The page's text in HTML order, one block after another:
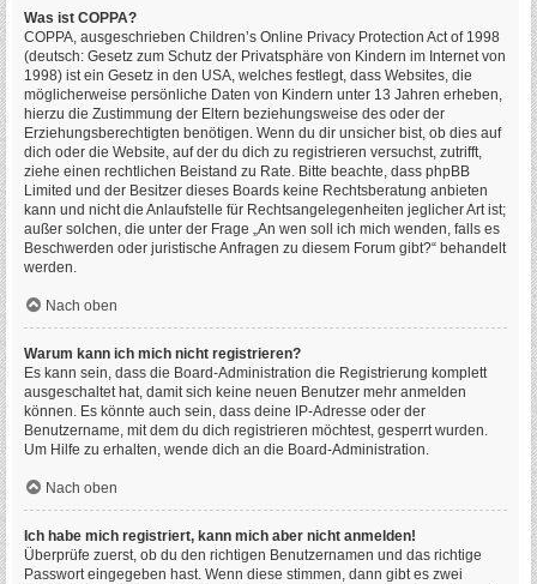
Was ist COPPA?
COPPA, ausgeschrieben Children’s Online Privacy Protection Act of 1998
(deutsch: Gesetz zum Schutz der Privatsphäre von Kindern im Internet von
1998) ist ein Gesetz in den USA, welches festlegt, dass Websites, die
möglicherweise persönliche Daten von Kindern unter 13 Jahren erheben,
hierzu die Zustimmung der Eltern beziehungsweise des oder der
Erziehungsberechtigten benötigen. Wenn du dir unsicher bist, ob dies auf
dich oder die Website, auf der du dich zu registrieren versuchst, zutrifft,
ziehe einen rechtlichen Beistand zu Rate. Bitte beachte, dass phpBB
Limited und der Besitzer dieses Boards keine Rechtsberatung anbieten
kann und nicht die Anlaufstelle für Rechtsangelegenheiten jeglicher Art ist;
außer solchen, die unter der Frage „An wen soll ich mich wenden, falls es
Beschwerden oder juristische Anfragen zu diesem Forum gibt?“ behandelt
werden.
Nach oben
Warum kann ich mich nicht registrieren?
Es kann sein, dass die Board-Administration die Registrierung komplett
ausgeschaltet hat, damit sich keine neuen Benutzer mehr anmelden
können. Es könnte auch sein, dass deine IP-Adresse oder der
Benutzername, mit dem du dich registrieren möchtest, gesperrt wurden.
Um Hilfe zu erhalten, wende dich an die Board-Administration.
Nach oben
Ich habe mich registriert, kann mich aber nicht anmelden!
Überprüfe zuerst, ob du den richtigen Benutzernamen und das richtige
Passwort eingegeben hast. Wenn diese stimmen, dann gibt es zwei